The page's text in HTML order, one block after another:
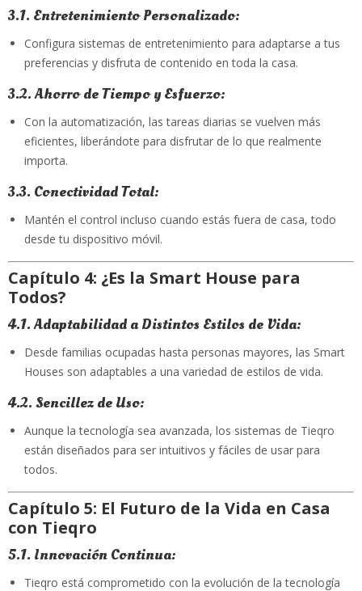
3.1. Entretenimiento Personalizado:
Configura sistemas de entretenimiento para adaptarse a tus
preferencias y disfruta de contenido en toda la casa.
3.2. Ahorro de Tiempo y Esfuerzo:
Con la automatización, las tareas diarias se vuelven más
eficientes, liberándote para disfrutar de lo que realmente
importa.
3.3. Conectividad Total:
Mantén el control incluso cuando estás fuera de casa, todo
desde tu dispositivo móvil.
Capítulo 4: ¿Es la Smart House para
Todos?
4.1. Adaptabilidad a Distintos Estilos de Vida:
Desde familias ocupadas hasta personas mayores, las Smart
Houses son adaptables a una variedad de estilos de vida.
4.2. Sencillez de Uso:
Aunque la tecnología sea avanzada, los sistemas de Tieqro
están diseñados para ser intuitivos y fáciles de usar para
todos.
Capítulo 5: El Futuro de la Vida en Casa
con Tieqro
5.1. Innovación Continua:
Tieqro está comprometido con la evolución de la tecnología